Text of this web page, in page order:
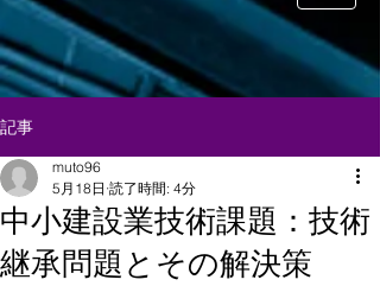
記事
中小建設業技術課題：技術
継承問題とその解決策
muto96
5月18日 読了時間: 4分